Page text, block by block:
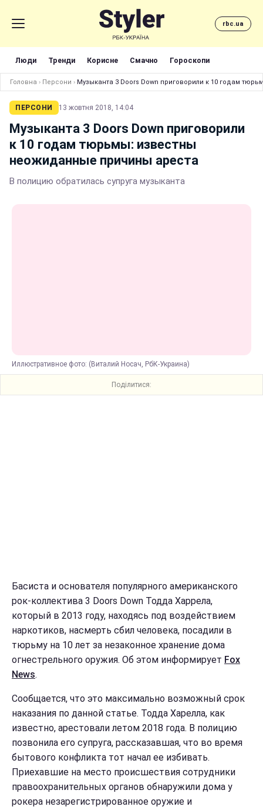
rbc.ua
Люди Тренди Корисне Смачно Гороскопи
Головна › Персони › Музыканта 3 Doors Down приговорили к 10 годам
ПЕРСОНИ 13 жовтня 2018, 14:04
Музыканта 3 Doors Down приговорили
к 10 годам тюрьмы: известны
неожиданные причины ареста
В полицию обратилась супруга музыканта
Иллюстративное фото: (Виталий Носач, РбК-Украина)
Поділитися:
Басиста и основателя популярного американского
рок-коллектива 3 Doors Down Тодда Харрела,
который в 2013 году, находясь под воздействием
наркотиков, насмерть сбил человека, посадили в
тюрьму на 10 лет за незаконное хранение дома
огнестрельного оружия. Об этом информирует Fox
News.
Сообщается, что это максимально возможный срок
наказания по данной статье. Тодда Харелла, как
известно, арестовали летом 2018 года. В полицию
позвонила его супруга, рассказавшая, что во время
бытового конфликта тот начал ее избивать.
Приехавшие на место происшествия сотрудники
правоохранительных органов обнаружили дома у
рокера незарегистрированное оружие и